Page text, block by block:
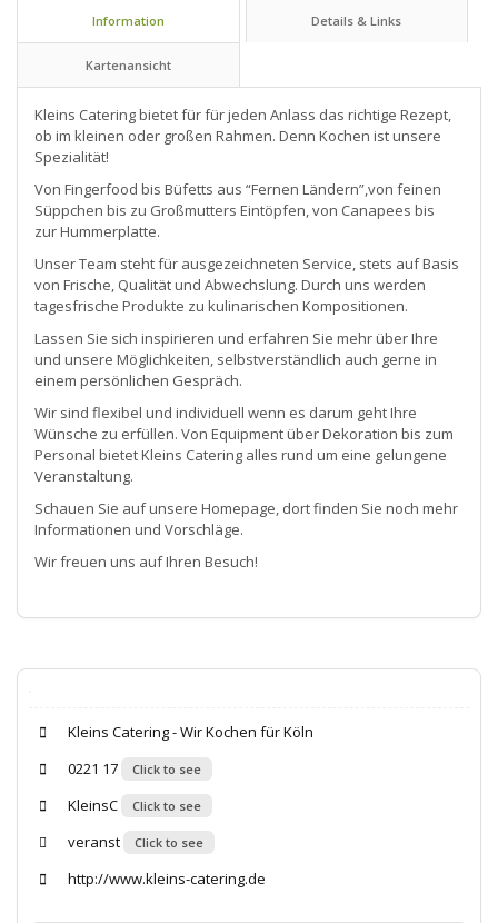
Information Details & Links
Kartenansicht
Kleins Catering bietet für für jeden Anlass das richtige Rezept,
ob im kleinen oder großen Rahmen. Denn Kochen ist unsere
Spezialität!
Von Fingerfood bis Büfetts aus “Fernen Ländern”,von feinen
Süppchen bis zu Großmutters Eintöpfen, von Canapees bis
zur Hummerplatte.
Unser Team steht für ausgezeichneten Service, stets auf Basis
von Frische, Qualität und Abwechslung. Durch uns werden
tagesfrische Produkte zu kulinarischen Kompositionen.
Lassen Sie sich inspirieren und erfahren Sie mehr über Ihre
und unsere Möglichkeiten, selbstverständlich auch gerne in
einem persönlichen Gespräch.
Wir sind flexibel und individuell wenn es darum geht Ihre
Wünsche zu erfüllen. Von Equipment über Dekoration bis zum
Personal bietet Kleins Catering alles rund um eine gelungene
Veranstaltung.
Schauen Sie auf unsere Homepage, dort finden Sie noch mehr
Informationen und Vorschläge.
Wir freuen uns auf Ihren Besuch!
Kleins Catering - Wir Kochen für Köln
0221 17
Click to see
KleinsC Click to see
veranst Click to see
http://www.kleins-catering.de